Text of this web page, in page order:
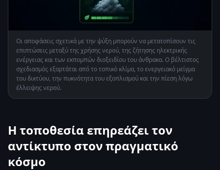
Οι αποφάσεις σχετικά με την ψύξη μπορούν να μετατοπίσουν τις
επιπτώσεις μεταξύ της χρήσης νερού, της ζήτησης ηλεκτρικής
ενέργειας και των εκπομπών διοξειδίου του άνθρακα. Ο βέλτιστος
σχεδιασμός εξαρτάται από το τοπικό κλίμα, το ενεργειακό μείγμα
του δικτύου, την πυκνότητα του εξοπλισμού και την πίεση λόγω
έλλειψης νερού.
Η τοποθεσία επηρεάζει τον
αντίκτυπο στον πραγματικό
κόσμο